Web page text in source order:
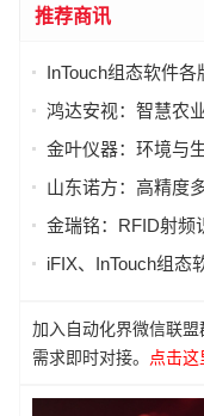
推荐商讯
InTouch组态软件
鸿达安视：智慧农
金叶仪器：环境与
山东诺方：高精度
金瑞铭：RFID射频
iFIX、InTouch组态
加入自动化界微信联盟
需求即时对接。
点击这